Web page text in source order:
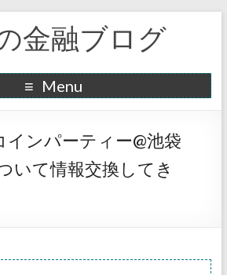
金融ブログ
Menu
ンパーティー@池袋
いて情報交換してき